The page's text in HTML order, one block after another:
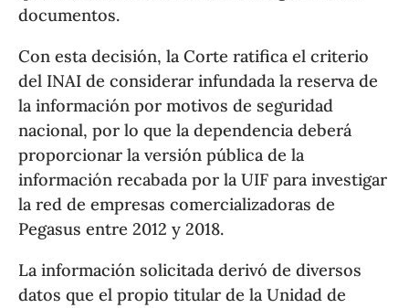
documentos.
Con esta decisión, la Corte ratifica el criterio
del INAI de considerar infundada la reserva de
la información por motivos de seguridad
nacional, por lo que la dependencia deberá
proporcionar la versión pública de la
información recabada por la UIF para investigar
la red de empresas comercializadoras de
Pegasus entre 2012 y 2018.
La información solicitada derivó de diversos
datos que el propio titular de la Unidad de